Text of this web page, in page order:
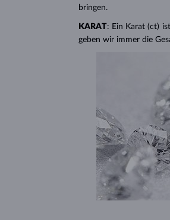
bringen.
KARAT: Ein Karat (ct)
geben wir immer die